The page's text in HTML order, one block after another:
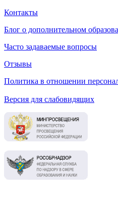
Контакты
Блог о дополнительном
Часто задаваемые вопросы
Отзывы
Политика в отношении
Версия для слабовидящих